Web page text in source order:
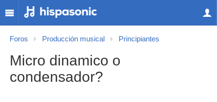
Foros Producción musical Principiantes
Micro dinamico o
condensador?